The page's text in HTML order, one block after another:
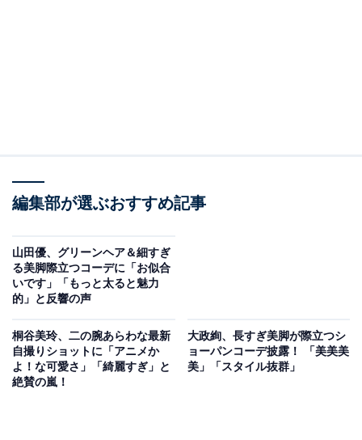
編集部が選ぶおすすめ記事
山田優、グリーンヘア＆細すぎ
る美脚際立つコーデに「お似合
いです」「もっと太ると魅力
的」と反響の声
桐谷美玲、二の腕あらわな最新
自撮りショットに「アニメか
よ！な可愛さ」「綺麗すぎ」と
絶賛の嵐！
大政絢、長すぎ美脚が際立つシ
ョーパンコーデ披露！ 「美美美
美」「スタイル抜群」